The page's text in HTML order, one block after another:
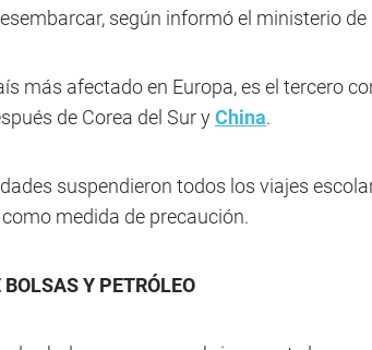
según informó el ministerio de
más afectado en Europa, es el tercero
de Corea del Sur yChina.
suspendieron todos los viajes
medida de precaución.
Y PETRÓLEO